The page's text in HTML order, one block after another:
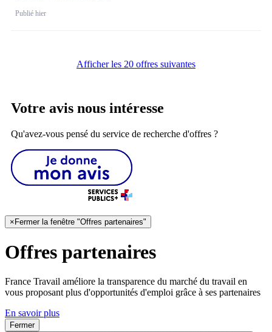
Publié hier
Afficher les 20 offres suivantes
Votre avis nous intéresse
Qu'avez-vous pensé du service de recherche d'offres ?
×Fermer la fenêtre "Offres partenaires"
Offres partenaires
France Travail améliore la transparence du marché du travail en
vous proposant plus d'opportunités d'emploi grâce à ses partenaires
En savoir plus
Fermer